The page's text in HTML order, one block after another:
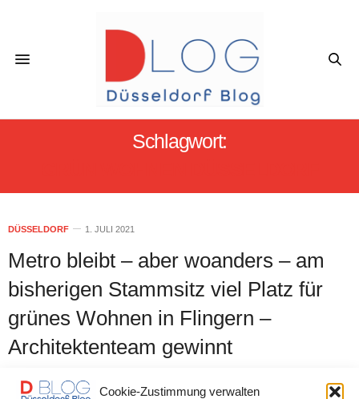
Cookie-Zustimmung verwalten
Schlagwort:
DÜSSELDORF 1. JULI 2021
Metro bleibt – aber woanders – am
bisherigen Stammsitz viel Platz für
grünes Wohnen in Flingern –
Architektenteam gewinnt
Planungswettbewerb